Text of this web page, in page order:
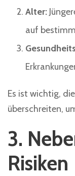
Alter:
auf
Es ist wichtig,
überschreiten,
3.
Risiken